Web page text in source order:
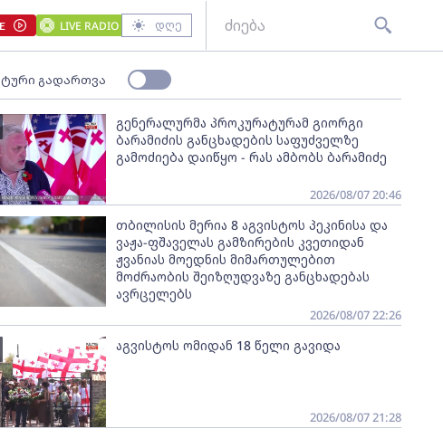
LIVE RADIO დღე
გადართვა
გენერალურმა პროკურატურამ გიორგი
ბარამიძის განცხადების საფუძველზე
გამოძიება დაიწყო - რას ამბობს ბარამიძე
2026/08/07 20:46
თბილისის მერია 8 აგვისტოს პეკინისა და
ვაჟა-ფშაველას გამზირების კვეთიდან
ჟვანიას მოედნის მიმართულებით
მოძრაობის შეიზღუდვაზე განცხადებას
ავრცელებს
2026/08/07 22:26
აგვისტოს ომიდან 18 წელი გავიდა
2026/08/07 21:28